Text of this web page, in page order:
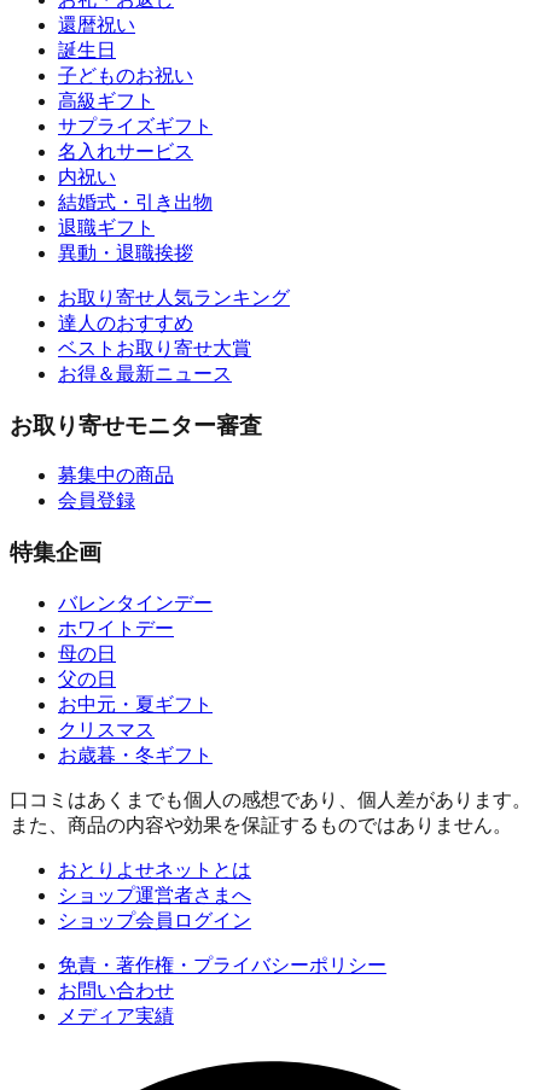
還暦祝い
誕生日
子どものお祝い
高級ギフト
サプライズギフト
名入れサービス
内祝い
結婚式・引き出物
退職ギフト
異動・退職挨拶
お取り寄せ人気ランキング
達人のおすすめ
ベストお取り寄せ大賞
お得＆最新ニュース
お取り寄せモニター審査
募集中の商品
会員登録
特集企画
バレンタインデー
ホワイトデー
母の日
父の日
お中元・夏ギフト
クリスマス
お歳暮・冬ギフト
口コミはあくまでも個人の感想であり、個人差があります。
また、商品の内容や効果を保証するものではありません。
おとりよせネットとは
ショップ運営者さまへ
ショップ会員ログイン
免責・著作権・プライバシーポリシー
お問い合わせ
メディア実績